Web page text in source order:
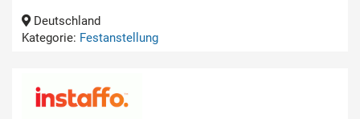
Deutschland
Kategorie: Festanstellung